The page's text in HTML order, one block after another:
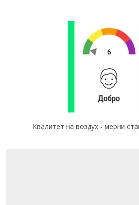
Квалитет на воздух - мерни